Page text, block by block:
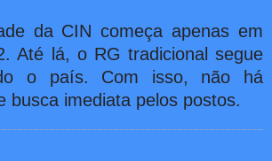
da CIN começa apenas em
Até lá, o RG tradicional segue
o país. Com isso, não há
busca imediata pelos postos.